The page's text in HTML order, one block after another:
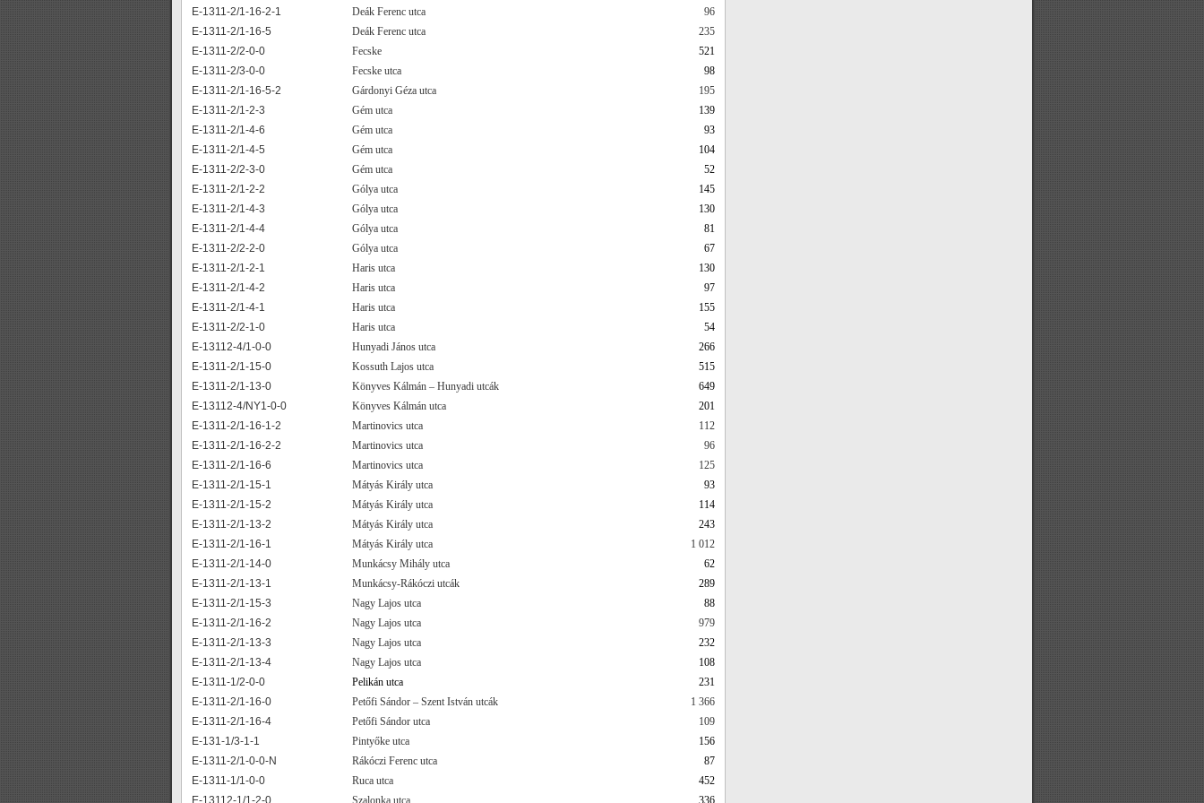
E-1311-2/1-16-2-1 Deák Ferenc utca
96
E-1311-2/1-16-5
Deák Ferenc utca
235
E-1311-2/2-0-0
Fecske
521
E-1311-2/3-0-0
Fecske utca
98
E-1311-2/1-16-5-2
Gárdonyi Géza utca
195
E-1311-2/1-2-3
Gém utca
139
E-1311-2/1-4-6
Gém utca
93
E-1311-2/1-4-5
Gém utca
104
E-1311-2/2-3-0
Gém utca
52
E-1311-2/1-2-2
Gólya utca
145
E-1311-2/1-4-3
Gólya utca
130
E-1311-2/1-4-4
Gólya utca
81
E-1311-2/2-2-0
Gólya utca
67
E-1311-2/1-2-1
Haris utca
130
E-1311-2/1-4-2
Haris utca
97
E-1311-2/1-4-1
Haris utca
155
E-1311-2/2-1-0
Haris utca
54
E-13112-4/1-0-0
Hunyadi János utca
266
E-1311-2/1-15-0
Kossuth Lajos utca
515
E-1311-2/1-13-0
Könyves Kálmán – Hunyadi utcák
649
E-13112-4/NY1-0-0
Könyves Kálmán utca
201
E-1311-2/1-16-1-2
Martinovics utca
112
E-1311-2/1-16-2-2
Martinovics utca
96
E-1311-2/1-16-6
Martinovics utca
125
E-1311-2/1-15-1
Mátyás Király utca
93
E-1311-2/1-15-2
Mátyás Király utca
114
E-1311-2/1-13-2
Mátyás Király utca
243
E-1311-2/1-16-1
Mátyás Király utca
1 012
E-1311-2/1-14-0
Munkácsy Mihály utca
62
E-1311-2/1-13-1
Munkácsy-Rákóczi utcák
289
E-1311-2/1-15-3
Nagy Lajos utca
88
E-1311-2/1-16-2
Nagy Lajos utca
979
E-1311-2/1-13-3
Nagy Lajos utca
232
E-1311-2/1-13-4
Nagy Lajos utca
108
E-1311-1/2-0-0
Pelikán utca
231
E-1311-2/1-16-0
Petőfi Sándor – Szent István utcák
1 366
E-1311-2/1-16-4
Petőfi Sándor utca
109
E-131-1/3-1-1
Pintyőke utca
156
E-1311-2/1-0-0-N
Rákóczi Ferenc utca
87
E-1311-1/1-0-0
Ruca utca
452
E-13112-1/1-2-0
Szalonka utca 336